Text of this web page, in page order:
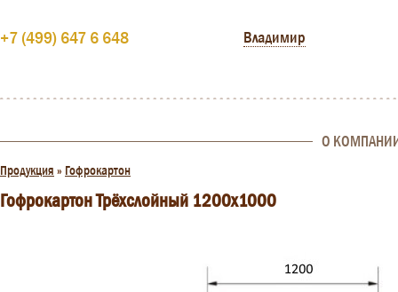
+7 (499) 647 6 648 Владимир
О
Продукция » Гофрокартон
Гофрокартон Трёхслойный 1200x1000